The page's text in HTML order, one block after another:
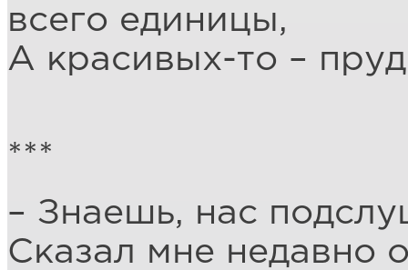
всего единицы,
А красивых-то –
***
– Знаешь, нас
Сказал мне недавно